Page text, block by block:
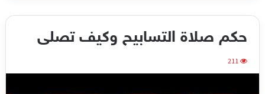
حكم صلاة التسابيح وكيف تصلى
211